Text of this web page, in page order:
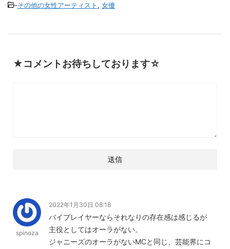
-その他の女性アーティスト , 女優
★コメントお待ちしております☆
spinoza
2022年1月30日 08:18
バイプレイヤーならそれなりの存在感は感じるが
主役としてはオーラがない。
ジャニーズのオーラがないMCと同じ、芸能界にコ